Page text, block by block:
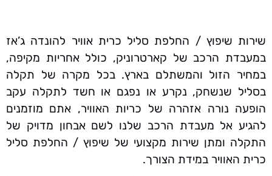
שירות שיפוץ / החלפת סליל כרית אוויר להונדה ג’אז
במעבדת הרכב של קארטרוניק, כולל אחריות מקיפה,
במחיר הזול והמשתלם בארץ. בכל מקרה של תקלה
בסליל שנשחק, נקרע או נפגם או חשד לתקלה עקב
הופעה נורה אזהרה של כריות האוויר, אתם מוזמנים
להגיע אל מעבדת הרכב שלנו לשם אבחון מדויק של
התקלה ומתן שירות מקצועי של שיפוץ / החלפת סליל
כרית האוויר במידת הצורך.